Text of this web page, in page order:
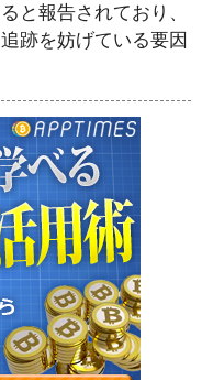
と報告されており、
跡を妨げている要因